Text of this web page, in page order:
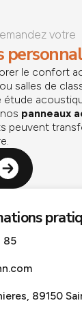
votre
le confort
salles de
étude
panneaux
peuvent
85
89150